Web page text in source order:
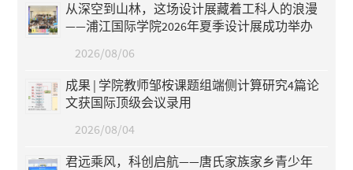
从深空到山林，这场设计展藏着工科人的浪漫
——浦江国际学院2026年夏季设计展成功举办
2026/08/06
成果 | 学院教师邹桉课题组端侧计算研究4篇论
文获国际顶级会议录用
2026/08/04
君远乘风，科创启航——唐氏家族家乡青少年